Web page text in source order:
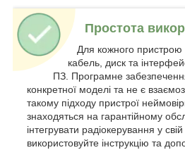
Простота
Для кожного пристрою
кабель, диск та
ПЗ. Програмне
конкретної моделі та не є
такому підходу пристрої
знаходяться на гарантійному
інтегрувати радіокерування у
використовуйте інструкцію та